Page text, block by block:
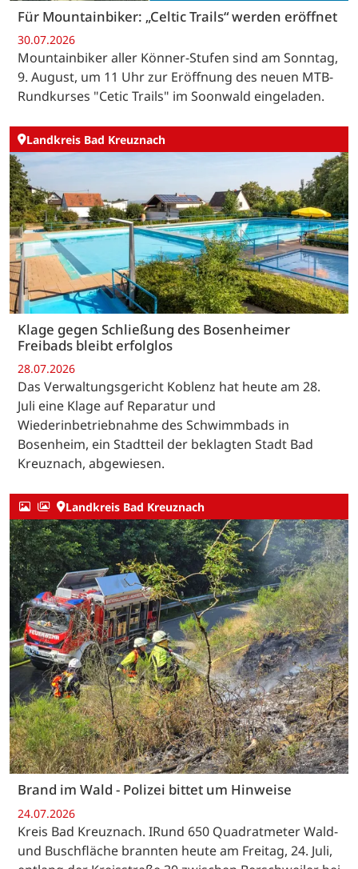
Für Mountainbiker: „Celtic Trails“ werden eröffnet
30.07.2026
Mountainbiker aller Könner-Stufen sind am Sonntag,
9. August, um 11 Uhr zur Eröffnung des neuen MTB-
Rundkurses "Cetic Trails" im Soonwald eingeladen.
Landkreis Bad Kreuznach
Klage gegen Schließung des Bosenheimer
Freibads bleibt erfolglos
28.07.2026
Das Verwaltungsgericht Koblenz hat heute am 28.
Juli eine Klage auf Reparatur und
Wiederinbetriebnahme des Schwimmbads in
Bosenheim, ein Stadtteil der beklagten Stadt Bad
Kreuznach, abgewiesen.
Landkreis Bad Kreuznach
Brand im Wald - Polizei bittet um Hinweise
24.07.2026
Kreis Bad Kreuznach. IRund 650 Quadratmeter Wald-
und Buschfläche brannten heute am Freitag, 24. Juli,